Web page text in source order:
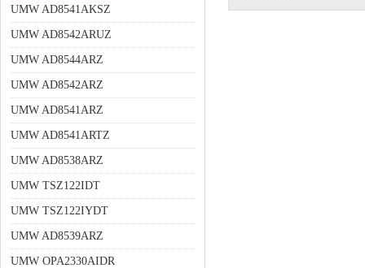
UMW AD8541AKSZ
UMW AD8542ARUZ
UMW AD8544ARZ
UMW AD8542ARZ
UMW AD8541ARZ
UMW AD8541ARTZ
UMW AD8538ARZ
UMW TSZ122IDT
UMW TSZ122IYDT
UMW AD8539ARZ
UMW OPA2330AIDR